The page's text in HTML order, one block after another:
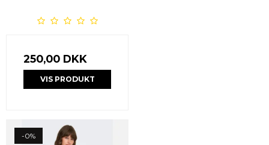
250,00 DKK
VIS PRODUKT
-0%